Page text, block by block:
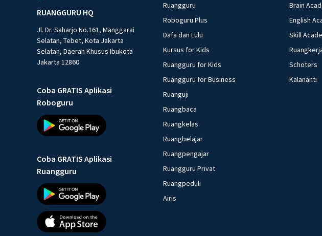
RUANGGURU HQ
Jl. Dr. Saharjo No.161, Manggarai
Selatan, Tebet, Kota Jakarta
Selatan, Daerah Khusus Ibukota
Jakarta 12860
Coba GRATIS Aplikasi
Roboguru
Coba GRATIS Aplikasi
Ruangguru
Ruangguru
Roboguru Plus
Dafa dan Lulu
Kursus for Kids
Ruangguru for Kids
Ruangguru for Business
Ruanguji
Ruangbaca
Ruangkelas
Ruangbelajar
Ruangpengajar
Ruangguru Privat
Ruangpeduli
Airis
Brain
English
Skill
Schoters
Kalananti